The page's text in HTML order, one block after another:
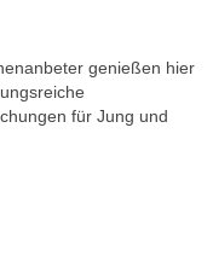
genießen hier
für Jung und